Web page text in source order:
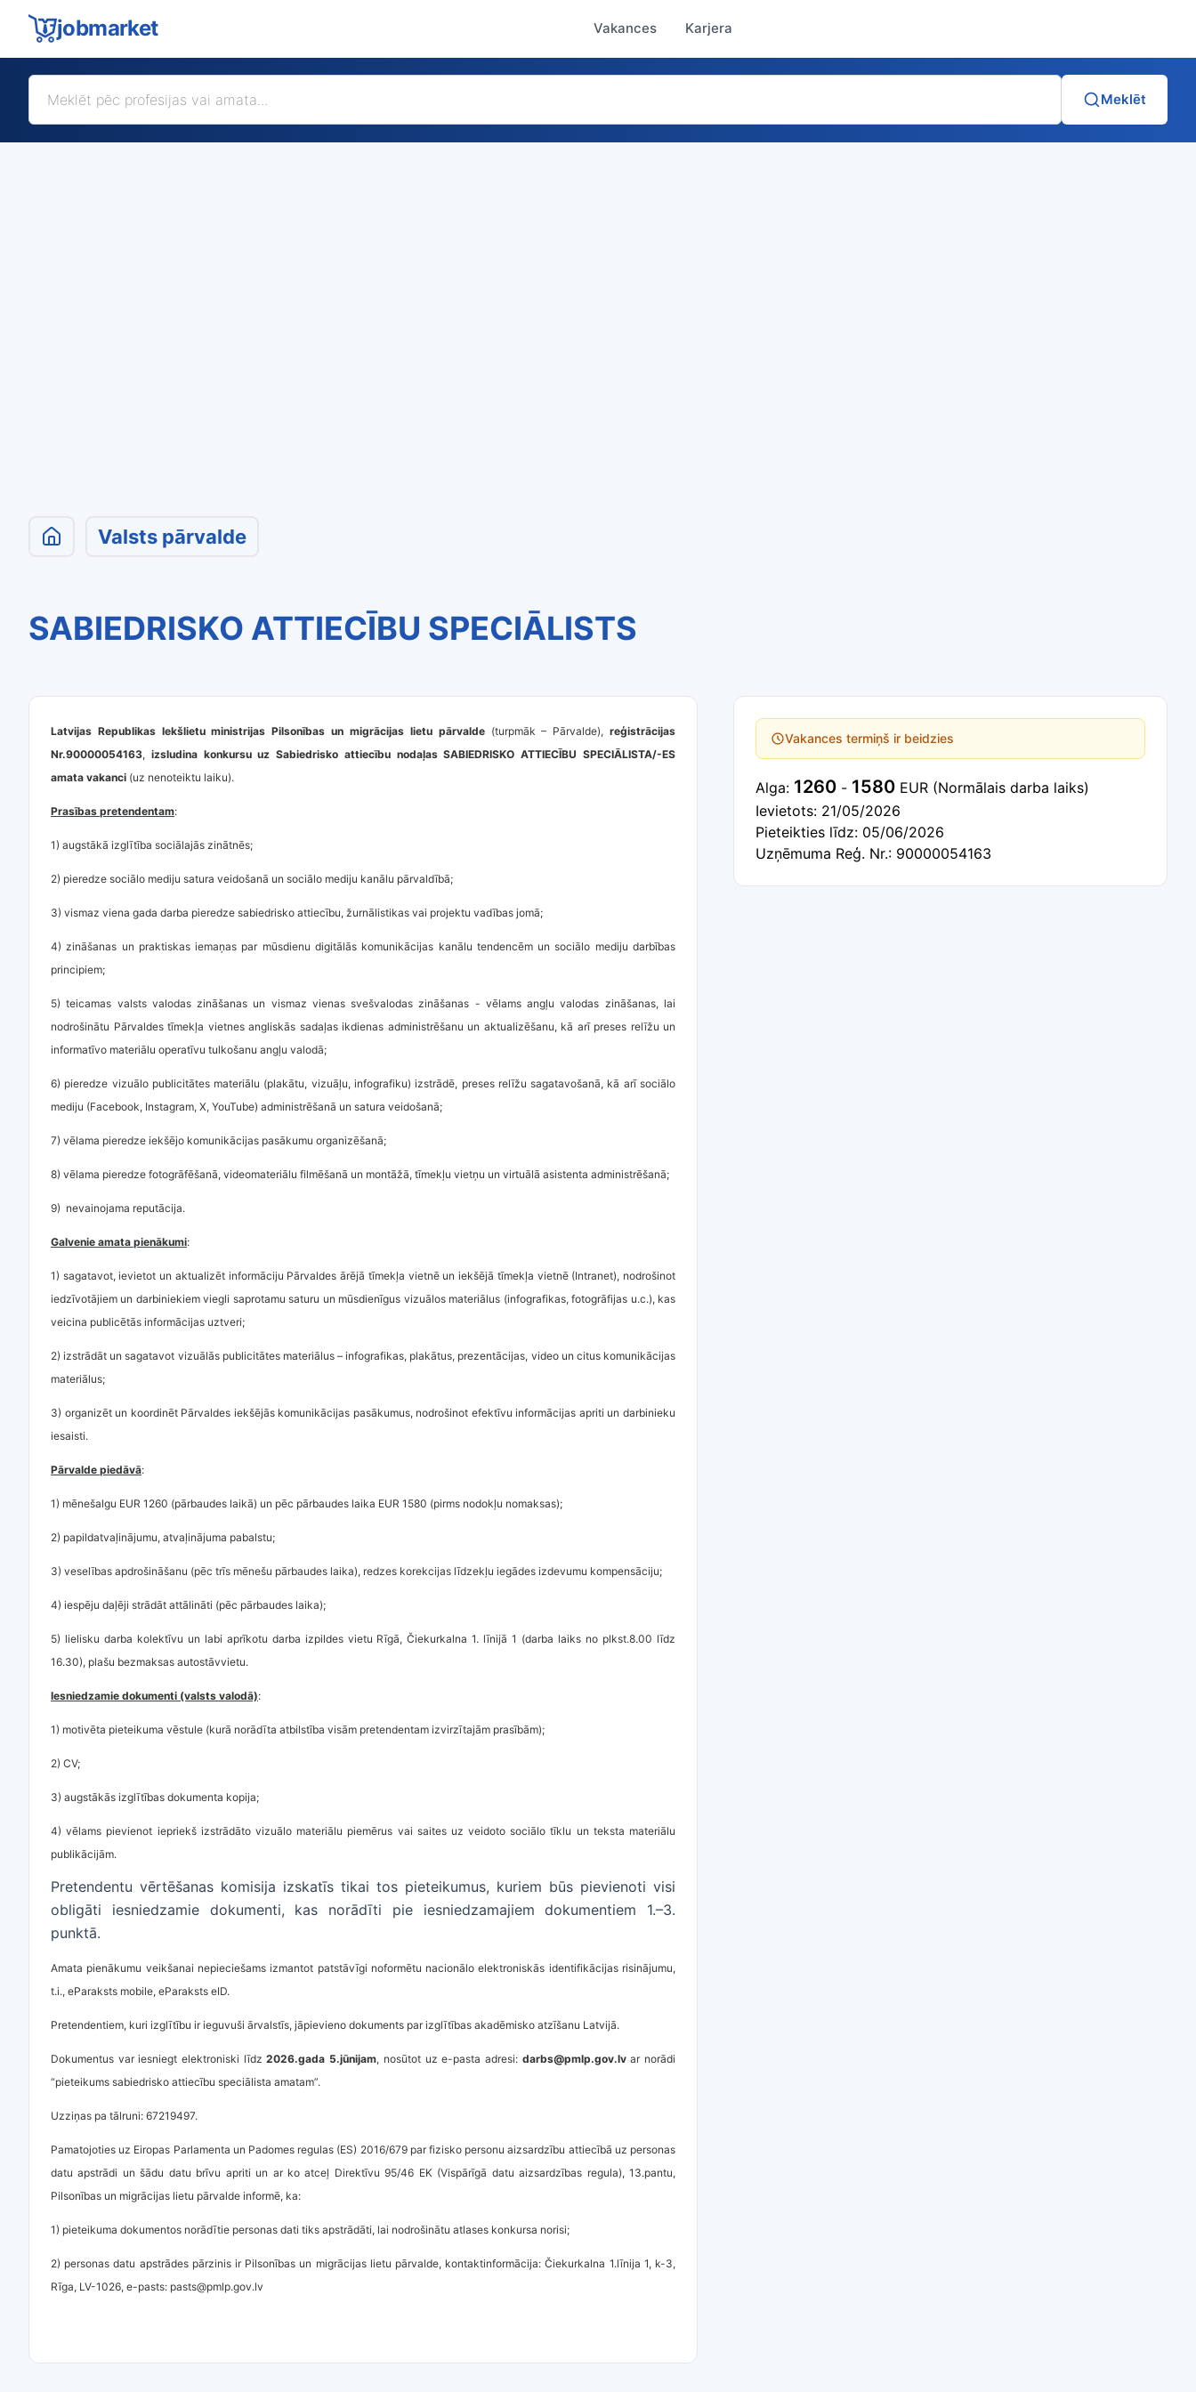
jobmarket Vakances Karjera
Meklēt
Valsts pārvalde
SABIEDRISKO ATTIECĪBU SPECIĀLISTS
Latvijas Republikas Iekšlietu ministrijas Pilsonības un migrācijas lietu pārvalde (turpmāk – Pārvalde), reģistrācijas
Nr.90000054163, izsludina konkursu uz Sabiedrisko attiecību nodaļas SABIEDRISKO ATTIECĪBU SPECIĀLISTA/-ES
amata vakanci (uz nenoteiktu laiku).
Prasības pretendentam:
1) augstākā izglītība sociālajās zinātnēs;
2) pieredze sociālo mediju satura veidošanā un sociālo mediju kanālu pārvaldībā;
3) vismaz viena gada darba pieredze sabiedrisko attiecību, žurnālistikas vai projektu vadības jomā;
4) zināšanas un praktiskas iemaņas par mūsdienu digitālās komunikācijas kanālu tendencēm un sociālo mediju darbības
principiem;
5) teicamas valsts valodas zināšanas un vismaz vienas svešvalodas zināšanas - vēlams angļu valodas zināšanas, lai
nodrošinātu Pārvaldes tīmekļa vietnes angliskās sadaļas ikdienas administrēšanu un aktualizēšanu, kā arī preses relīžu un
informatīvo materiālu operatīvu tulkošanu angļu valodā;
6) pieredze vizuālo publicitātes materiālu (plakātu, vizuāļu, infografiku) izstrādē, preses relīžu sagatavošanā, kā arī sociālo
mediju (Facebook, Instagram, X, YouTube) administrēšanā un satura veidošanā;
7) vēlama pieredze iekšējo komunikācijas pasākumu organizēšanā;
8) vēlama pieredze fotogrāfēšanā, videomateriālu filmēšanā un montāžā, tīmekļu vietņu un virtuālā asistenta administrēšanā;
9) nevainojama reputācija.
Galvenie amata pienākumi:
1) sagatavot, ievietot un aktualizēt informāciju Pārvaldes ārējā tīmekļa vietnē un iekšējā tīmekļa vietnē (Intranet), nodrošinot
iedzīvotājiem un darbiniekiem viegli saprotamu saturu un mūsdienīgus vizuālos materiālus (infografikas, fotogrāfijas u.c.), kas
veicina publicētās informācijas uztveri;
2) izstrādāt un sagatavot vizuālās publicitātes materiālus – infografikas, plakātus, prezentācijas, video un citus komunikācijas
materiālus;
3) organizēt un koordinēt Pārvaldes iekšējās komunikācijas pasākumus, nodrošinot efektīvu informācijas apriti un darbinieku
iesaisti.
Pārvalde piedāvā:
1) mēnešalgu EUR 1260 (pārbaudes laikā) un pēc pārbaudes laika EUR 1580 (pirms nodokļu nomaksas);
2) papildatvaļinājumu, atvaļinājuma pabalstu;
3) veselības apdrošināšanu (pēc trīs mēnešu pārbaudes laika), redzes korekcijas līdzekļu iegādes izdevumu kompensāciju;
4) iespēju daļēji strādāt attālināti (pēc pārbaudes laika);
5) lielisku darba kolektīvu un labi aprīkotu darba izpildes vietu Rīgā, Čiekurkalna 1. līnijā 1 (darba laiks no plkst.8.00 līdz
16.30), plašu bezmaksas autostāvvietu.
Iesniedzamie dokumenti (valsts valodā):
1) motivēta pieteikuma vēstule (kurā norādīta atbilstība visām pretendentam izvirzītajām prasībām);
2) CV;
3) augstākās izglītības dokumenta kopija;
4) vēlams pievienot iepriekš izstrādāto vizuālo materiālu piemērus vai saites uz veidoto sociālo tīklu un teksta materiālu
publikācijām.
Pretendentu vērtēšanas komisija izskatīs tikai tos pieteikumus, kuriem būs pievienoti visi
obligāti iesniedzamie dokumenti, kas norādīti pie iesniedzamajiem dokumentiem 1.–3.
punktā.
Amata pienākumu veikšanai nepieciešams izmantot patstāvīgi noformētu nacionālo elektroniskās identifikācijas risinājumu,
t.i., eParaksts mobile, eParaksts eID.
Pretendentiem, kuri izglītību ir ieguvuši ārvalstīs, jāpievieno dokuments par izglītības akadēmisko atzīšanu Latvijā.
Dokumentus var iesniegt elektroniski līdz2026.gada 5.jūnijam, nosūtot uz e-pasta adresi: darbs@pmlp.gov.lvar norādi
“pieteikums sabiedrisko attiecību speciālista amatam”.
Uzziņas pa tālruni: 67219497.
Pamatojoties uz Eiropas Parlamenta un Padomes regulas (ES) 2016/679 par fizisko personu aizsardzību attiecībā uz personas
datu apstrādi un šādu datu brīvu apriti un ar ko atceļ Direktīvu 95/46 EK (Vispārīgā datu aizsardzības regula), 13.pantu,
Pilsonības un migrācijas lietu pārvalde informē, ka:
1) pieteikuma dokumentos norādītie personas dati tiks apstrādāti, lai nodrošinātu atlases konkursa norisi;
2) personas datu apstrādes pārzinis ir Pilsonības un migrācijas lietu pārvalde, kontaktinformācija: Čiekurkalna 1.līnija 1, k-3,
Rīga, LV-1026, e-pasts: pasts@pmlp.gov.lv
Vakances termiņš ir beidzies
Alga: 1260 - 1580 EUR (Normālais darba laiks)
Ievietots: 21/05/2026
Pieteikties līdz: 05/06/2026
Uzņēmuma Reģ. Nr.: 90000054163